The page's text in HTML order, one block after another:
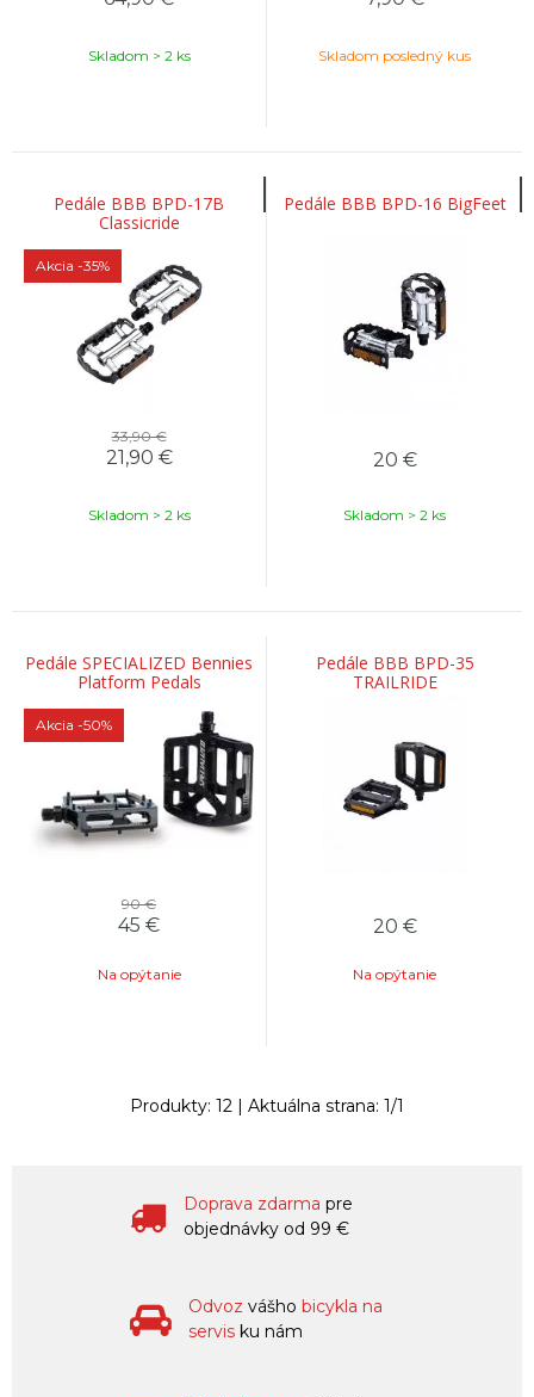
Skladom > 2 ks Skladom posledný kus
Pedále BBB BPD-17B
Classicride
Akcia -35%
33,90 €
21,90 €
Skladom > 2 ks
Pedále BBB BPD-16 BigFeet
20 €
Skladom > 2 ks
Pedále SPECIALIZED Bennies
Platform Pedals
Akcia -50%
90 €
45 €
Na opýtanie
Pedále BBB BPD-35
TRAILRIDE
20 €
Na opýtanie
Produkty: 12 | Aktuálna strana: 1/1
Doprava zdarma pre
objednávky od 99 €
Odvoz vášho bicykla na
servis ku nám